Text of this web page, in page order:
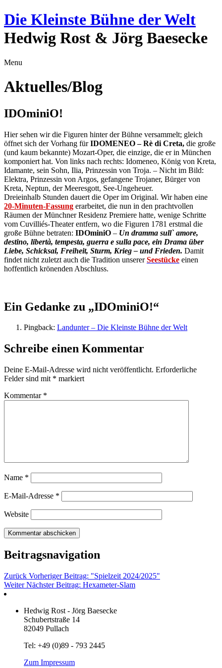
Die Kleinste Bühne der Welt
Hedwig Rost & Jörg Baesecke
Menu
Aktuelles/Blog
IDOminiO!
Hier sehen wir die Figuren hinter der Bühne versammelt; gleich
öffnet sich der Vorhang fürIDOMENEO – Rè di Creta, die große
(und kaum bekannte) Mozart-Oper, die einzige, die er in München
komponiert hat. Von links nach rechts: Idomeneo, König von Kreta,
Idamante, sein Sohn, Ilia, Prinzessin von Troja. – Nicht im Bild:
Elektra, Prinzessin von Argos, gefangene Trojaner, Bürger von
Kreta, Neptun, der Meeresgott, See-Ungeheuer.
Dreieinhalb Stunden dauert die Oper im Original. Wir haben eine
20-Minuten-Fassung erarbeitet, die nun in den prachtvollen
Räumen der Münchner Residenz Premiere hatte, wenige Schritte
vom Cuvilliés-Theater entfern, wo die Figuren 1781 erstmal die
große Bühne betraten: IDOminiO – Un dramma sull` amore,
destino, libertà, tempesta, guerra e sulla pace, ein Drama über
Liebe, Schicksal, Freiheit, Sturm, Krieg – und Frieden. Damit
findet nicht zuletzt auch die Tradition unsererSeestücke einen
hoffentlich krönenden Abschluss.
Ein Gedanke zu „IDOminiO!“
Pingback: Landunter – Die Kleinste Bühne der Welt
Schreibe einen Kommentar
Deine E-Mail-Adresse wird nicht veröffentlicht. Erforderliche
Felder sind mit * markiert
Kommentar *
Name *
E-Mail-Adresse *
Website
Beitragsnavigation
Zurück Vorheriger Beitrag: "Spielzeit 2024/2025"
Weiter Nächster Beitrag: Hexameter-Slam
Hedwig Rost - Jörg Baesecke
Schubertstraße 14
82049 Pullach
Tel: +49 (0)89 - 793 2445
Zum Impressum